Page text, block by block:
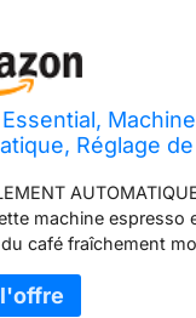
Réglage
machine espresso
café fraîchement
de 20ml ou d'un